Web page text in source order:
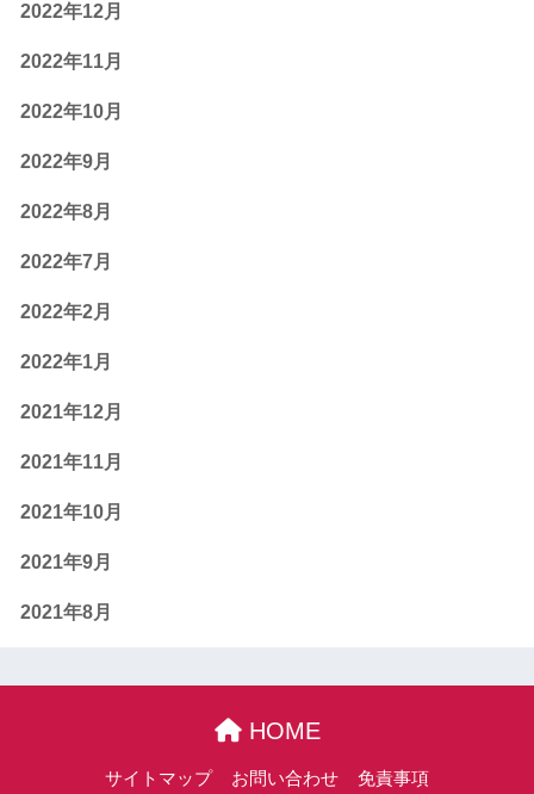
2022年12月
2022年11月
2022年10月
2022年9月
2022年8月
2022年7月
2022年2月
2022年1月
2021年12月
2021年11月
2021年10月
2021年9月
2021年8月
HOME
サイトマップ お問い合わせ 免責事項